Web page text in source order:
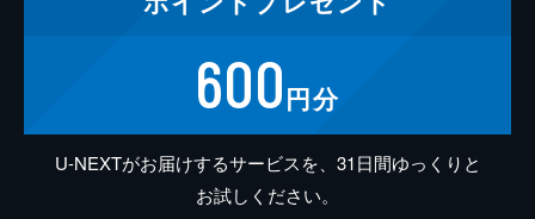
600円分
U-NEXTがお届けするサービスを、31日間ゆっくりと
お試しください。